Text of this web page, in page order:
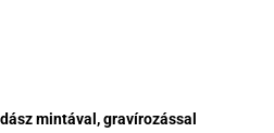
mintával, gravírozással